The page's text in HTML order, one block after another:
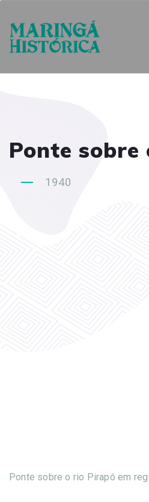
Ponte
1940
Ponte sobre o rio Pirapó em